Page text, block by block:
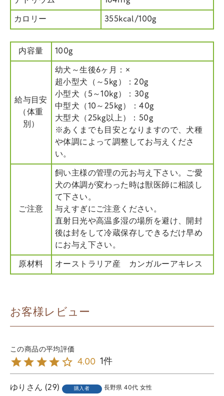
カロリー 355kcal/100g
内容量 100g
給与目安
（体重
別）
幼犬～生後6ヶ月：×
超小型犬（～5kg）：20g
小型犬（5～10kg）：30g
中型犬（10～25kg）：40g
大型犬（25kg以上）：50g
※あくまでも目安となりますので、犬種
や体調によって調整してお与えくださ
い。
ご注意
飼い主様の管理の元お与え下さい。ご愛
犬の体調が変わった時は獣医師に相談し
て下さい。
与えすぎにご注意ください。
直射日光や高温多湿の場所を避け、開封
後は封をして冷蔵保存しできるだけ早め
にお与え下さい。
原材料 オーストラリア産 カンガルーアキレス
お客様レビュー
4.00 1
ゆり 29 購入者 長野県 40代 女性